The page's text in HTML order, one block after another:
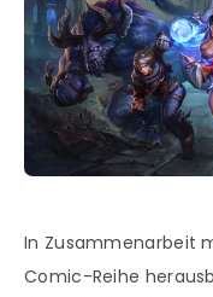
In Zusammenarbeit
Comic-Reihe